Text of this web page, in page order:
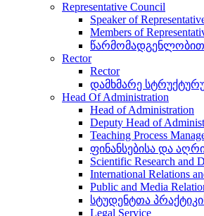
Representative Council
Speaker of
Members of
Rector
Rector
დამხმარე
Head Of Administration
Head of Administration
Deputy Head of
Teaching Process
ფინანსებისა და
Scientific Research and
International Relations
Public and Media
სტუდენტთა
Legal Service